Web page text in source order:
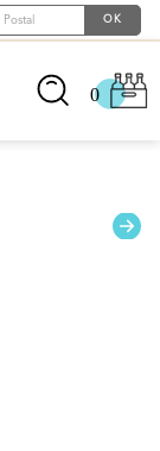
0